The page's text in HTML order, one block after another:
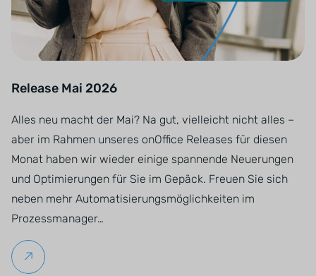
Release Mai 2026
Alles neu macht der Mai? Na gut, vielleicht nicht alles –
aber im Rahmen unseres onOffice Releases für diesen
Monat haben wir wieder einige spannende Neuerungen
und Optimierungen für Sie im Gepäck. Freuen Sie sich
neben mehr Automatisierungsmöglichkeiten im
Prozessmanager…
Weiterlesen